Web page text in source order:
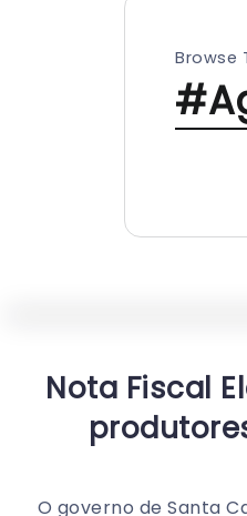
Browse
Nota Fiscal
O governo de Santa